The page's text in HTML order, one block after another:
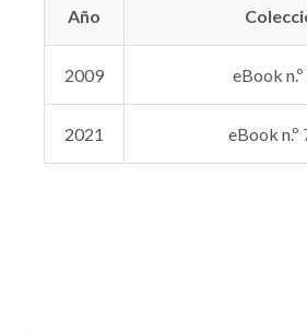
Año
2009 eBook
2021 eBook n.º